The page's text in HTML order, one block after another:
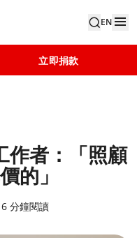
EN
立即捐款
作者：「照顧
的」
6 分鐘閱讀